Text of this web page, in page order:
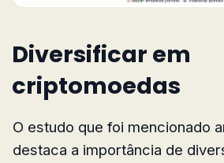
Diversificar em
criptomoedas
O estudo que foi mencionado
destaca a importância de